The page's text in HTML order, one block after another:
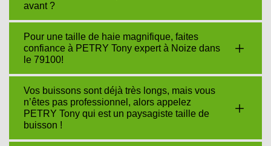
avant ?
Pour une taille de haie magnifique, faites
confiance à PETRY Tony expert à Noize dans
le 79100!
Vos buissons sont déjà très longs, mais vous
n’êtes pas professionnel, alors appelez
PETRY Tony qui est un paysagiste taille de
buisson !